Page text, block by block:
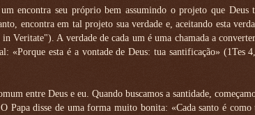
encontra seu próprio bem assumindo o projeto que Deus
encontra em tal projeto sua verdade e, aceitando esta
Veritate"). A verdade de cada um é uma chamada a
«Porque esta é a vontade de Deus: tua santificação» (1Tes
entre Deus e eu. Quando buscamos a santidade,
Papa disse de uma forma muito bonita: «Cada santo é como